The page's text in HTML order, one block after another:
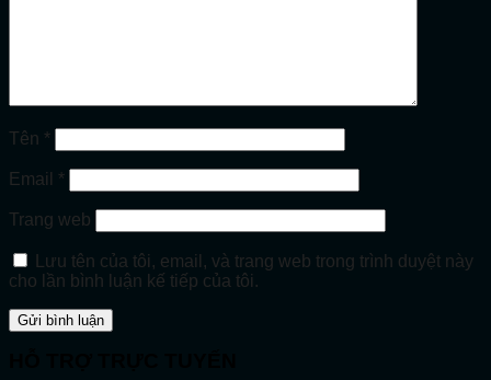
Tên *
Email *
Trang web
Lưu tên của tôi, email, và trang web trong trình duyệt này
cho lần bình luận kế tiếp của tôi.